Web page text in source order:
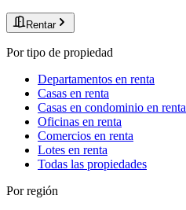
Rentar
Por tipo de propiedad
Departamentos en renta
Casas en renta
Casas en condominio en renta
Oficinas en renta
Comercios en renta
Lotes en renta
Todas las propiedades
Por región